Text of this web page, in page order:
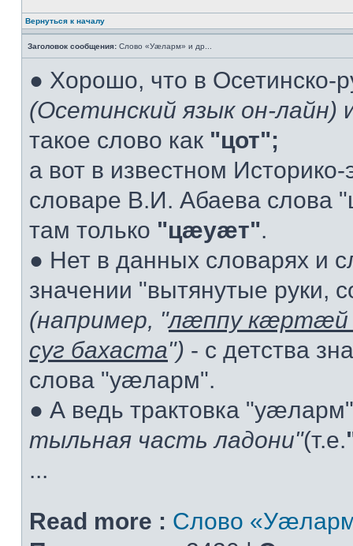
Вернуться к началу
Заголовок сообщения: Слово «Уæларм» и др...
● Хорошо, что в Осетинско-
(Осетинский язык он-лайн)
такое слово как "цот";
а вот в известном
словаре В.И. Абаева слова
там только "цæуæт".
● Нет в данных словарях и
значении "вытянутые руки,
(например, "лæппу кæртæй
суг бахаста") - с детства
слова "уæларм".
● А ведь трактовка
тыльная часть ладони"(т.е.
...
Read more : Слово